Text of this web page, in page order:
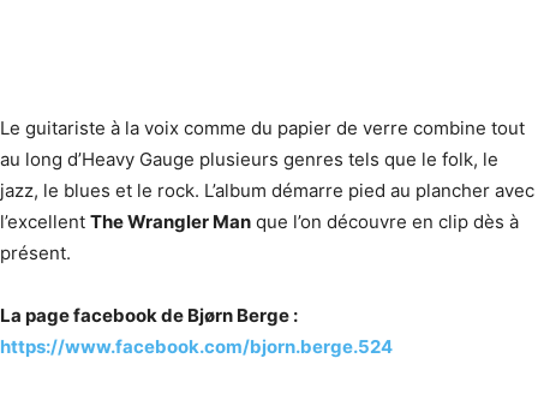
Le guitariste à la voix comme du papier de verre combine tout
au long d’Heavy Gauge plusieurs genres tels que le folk, le
jazz, le blues et le rock. L’album démarre pied au plancher avec
l’excellent The Wrangler Man que l’on découvre en clip dès à
présent.
La page facebook de Bjørn Berge :
https://www.facebook.com/bjorn.berge.524